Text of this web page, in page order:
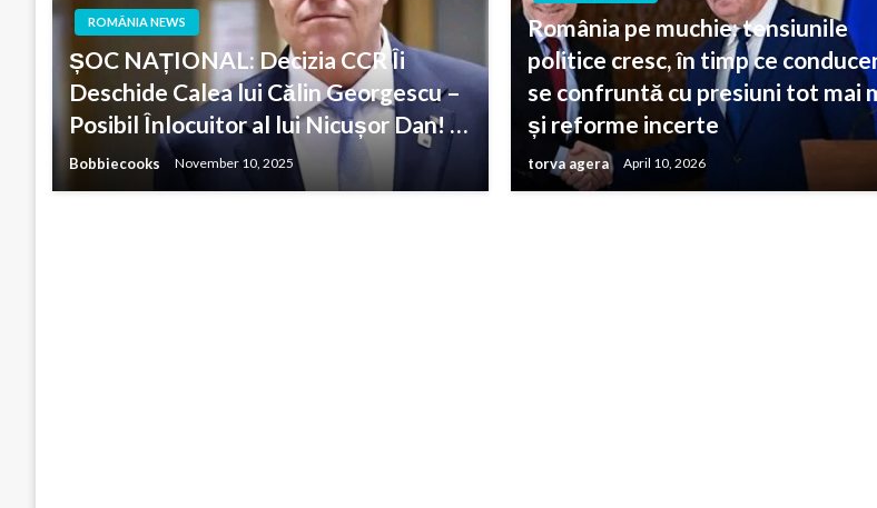
ROMÂNIA NEWS
ȘOC NAȚIONAL: Decizia CCR Îi
Deschide Calea lui Călin Georgescu –
Posibil Înlocuitor al lui Nicușor Dan! …
Bobbiecooks November 10, 2025
România pe muchie: tensiunile
politice cresc, în timp ce
se confruntă cu presiuni tot mai
și reforme incerte
torva agera April 10, 2026